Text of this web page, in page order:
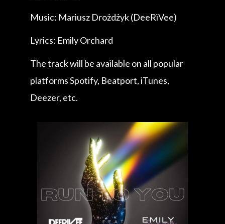
Music: Mariusz Drożdżyk (DeeRiVee)
Lyrics: Emily Orchard
The track will be available on all popular
platforms Spotify, Beatport, iTunes,
Deezer, etc.